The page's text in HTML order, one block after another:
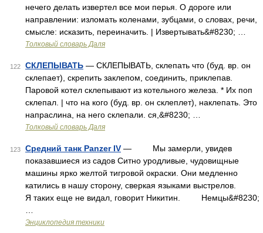
нечего делать извертел все мои перья. О дороге или
направлении: изломать коленами, зубцами, о словах, речи,
смысле: исказить, переиначить. | Извертывать&#8230; …
Толковый словарь Даля
122 СКЛЕПЫВАТЬ — СКЛЕПЫВАТЬ, склепать что (буд. вр. он
склепает), скрепить заклепом, соединить, приклепав.
Паровой котел склепывают из котельного железа. * Их поп
склепал. | что на кого (буд. вр. он склеплет), наклепать. Это
напраслина, на него склепали. ся,&#8230; …
Толковый словарь Даля
123 Средний танк Panzer IV — Мы замерли, увидев
показавшиеся из садов Ситно уродливые, чудовищные
машины ярко желтой тигровой окраски. Они медленно
катились в нашу сторону, сверкая языками выстрелов.
Я таких еще не видал, говорит Никитин. Немцы&#8230;
Энциклопедия техники